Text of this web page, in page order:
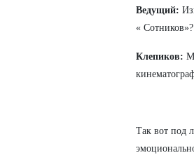
Ведущий:
« Сотников»?
Клепиков:
Так вот под